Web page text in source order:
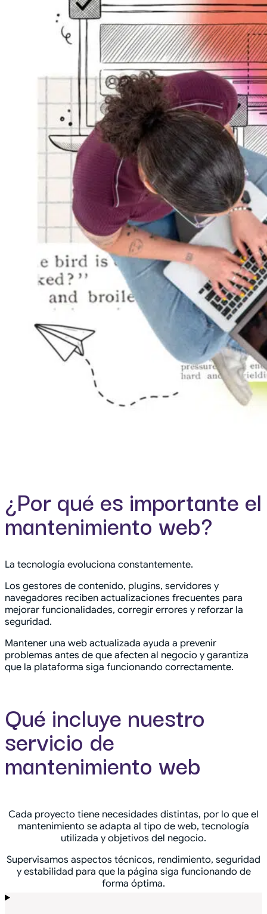
¿Por qué es importante el
mantenimiento web?
La tecnología evoluciona constantemente.
Los gestores de contenido, plugins, servidores y
navegadores reciben actualizaciones frecuentes para
mejorar funcionalidades, corregir errores y reforzar la
seguridad.
Mantener una web actualizada ayuda a prevenir
problemas antes de que afecten al negocio y garantiza
que la plataforma siga funcionando correctamente.
Qué incluye nuestro
servicio de
mantenimiento web
Cada proyecto tiene necesidades distintas, por lo que el
mantenimiento se adapta al tipo de web, tecnología
utilizada y objetivos del negocio.
Supervisamos aspectos técnicos, rendimiento, seguridad
y estabilidad para que la página siga funcionando de
forma óptima.